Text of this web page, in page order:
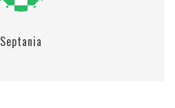
Septania